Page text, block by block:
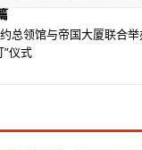
总领馆与帝国大厦联合
”仪式